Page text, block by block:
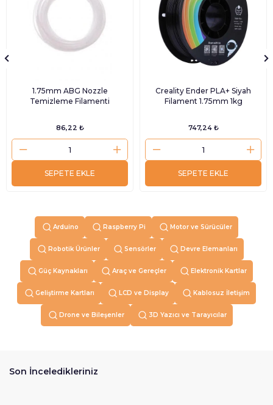
1.75mm ABG Nozzle
Temizleme Filamenti
86,22 ₺
SEPETE EKLE
Creality Ender PLA+ Siyah
Filament 1.75mm 1kg
747,24 ₺
SEPETE EKLE
Arduino Raspberry Pi Motor ve Sürücüler
Robotik Ürünler Sensörler Devre Elemanları
Güç Kaynakları Araç ve Gereçler Elektronik Kartlar
Geliştirme Kartları LCD ve Display Kablosuz İletişim
Drone ve Bileşenler 3D Yazıcı ve Tarayıcılar
Son İnceledikleriniz